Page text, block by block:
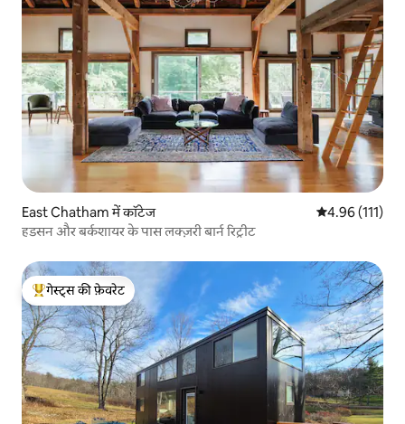
East Chatham में कॉटेज औसत रेटिंग 5 में से
4.96 (111)
हडसन और बर्कशायर के पास लक्ज़री बार्न रिट्रीट
गेस्ट्स का टॉप फ़ेवरेट
गेस्ट्स की फ़ेवरेट